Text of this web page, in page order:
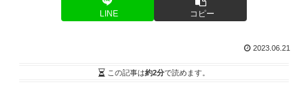
LINE コピー
2023.06.21
この記事は約2分で読めます。